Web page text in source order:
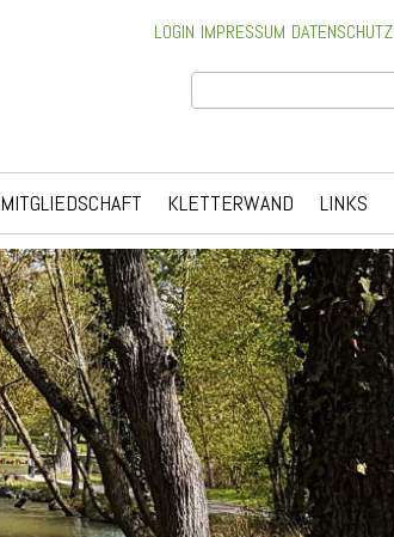
LOGIN IMPRESSUM DATENSCHUTZ
MITGLIEDSCHAFT KLETTERWAND LINKS